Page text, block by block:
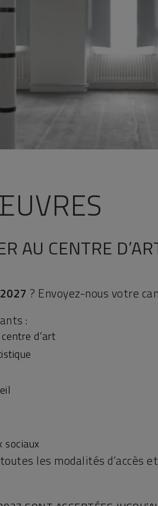
AU CENTRE
? Envoyez-nous votre
:
d’art
sociaux
les modalités d’accès